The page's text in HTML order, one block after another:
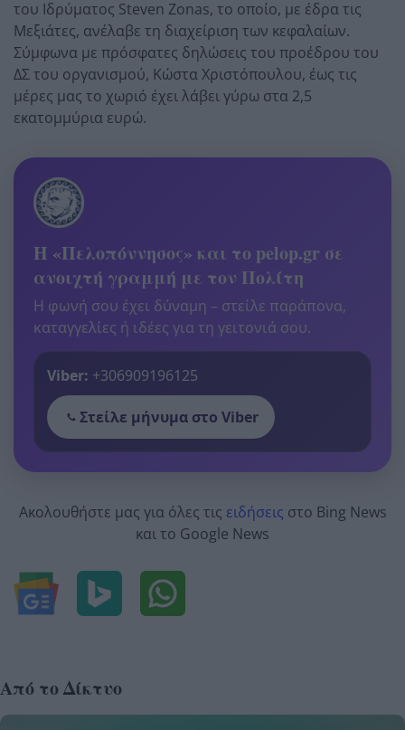
του Ιδρύματος Steven Zonas, το οποίο, με έδρα τις
Μεξιάτες, ανέλαβε τη διαχείριση των κεφαλαίων.
Σύμφωνα με πρόσφατες δηλώσεις του προέδρου του
ΔΣ του οργανισμού, Κώστα Χριστόπουλου, έως τις
μέρες μας το χωριό έχει λάβει γύρω στα 2,5
εκατομμύρια ευρώ.
Η «Πελοπόννησος» και το pelop.gr σε
ανοιχτή γραμμή με τον Πολίτη
Η φωνή σου έχει δύναμη – στείλε παράπονα,
καταγγελίες ή ιδέες για τη γειτονιά σου.
Viber: +306909196125
Στείλε μήνυμα στο Viber
Ακολουθήστε μας για όλες τις ειδήσεις στο Bing News
και το Google News
Από το Δίκτυο